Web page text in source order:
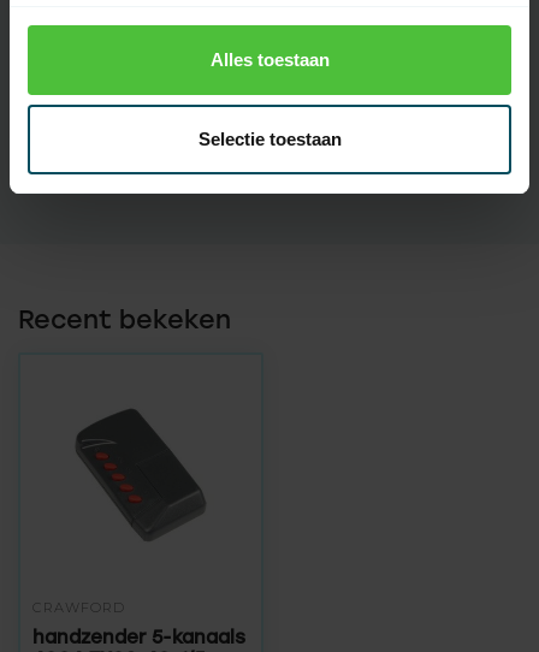
Alles toestaan
Selectie toestaan
30 meter
Display
Recent bekeken
CRAWFORD
handzender 5-kanaals